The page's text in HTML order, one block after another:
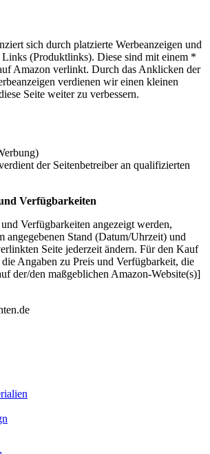
sich durch platzierte Werbeanzeigen und
(Produktlinks). Diese sind mit einem *
Amazon verlinkt. Durch das Anklicken der
verdienen wir einen kleinen
Seite weiter zu verbessern.
der Seitenbetreiber an qualifizierten
Verfügbarkeiten
Verfügbarkeiten angezeigt werden,
angegebenen Stand (Datum/Uhrzeit) und
Seite jederzeit ändern. Für den Kauf
Angaben zu Preis und Verfügbarkeit, die
der/den maßgeblichen Amazon-Website(s)]